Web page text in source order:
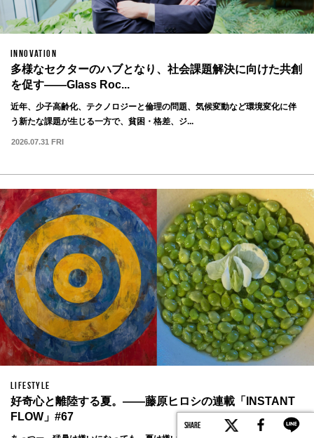
SHARE
INNOVATION
多様なセクターのハブとなり、社会課題解決に向けた共創
を促す——Glass Roc...
近年、少子高齢化、テクノロジーと倫理の問題、気候変動など環境変化に伴
う新たな課題が生じる一方で、貧困・格差、ジ...
2026.07.31 FRI
LIFESTYLE
好奇心と離陸する夏。——藤原ヒロシの連載「INSTANT
FLOW」#67